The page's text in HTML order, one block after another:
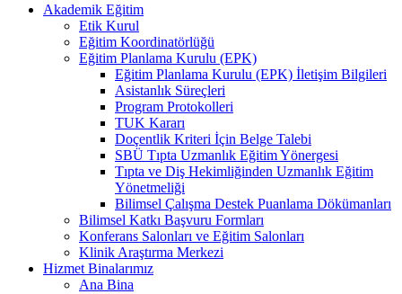
Akademik Eğitim
Etik Kurul
Eğitim Koordinatörlüğü
Eğitim Planlama Kurulu (EPK)
Eğitim Planlama Kurulu (EPK) İletişim Bilgileri
Asistanlık Süreçleri
Program Protokolleri
TUK Kararı
Doçentlik Kriteri İçin Belge Talebi
SBÜ Tıpta Uzmanlık Eğitim Yönergesi
Tıpta ve Diş Hekimliğinden Uzmanlık Eğitim
Yönetmeliği
Bilimsel Çalışma Destek Puanlama Dökümanları
Bilimsel Katkı Başvuru Formları
Konferans Salonları ve Eğitim Salonları
Klinik Araştırma Merkezi
Hizmet Binalarımız
Ana Bina